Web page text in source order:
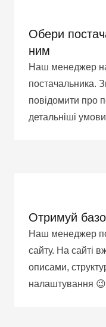
Обери
ним
Наш менеджер
постачальника.
повідомити про
детальніші
Отримуй
Наш менеджер
сайту. На сайті
описами,
налаштування 😉